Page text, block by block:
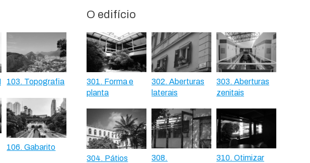
103. Topografia
106. Gabarito
O edifício
301. Forma e
planta
302. Aberturas
laterais
303. Aberturas
zenitais
304. Pátios
308.
310. Otimizar